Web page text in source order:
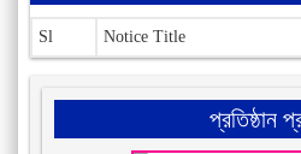
Sl Notice Title
প্রতিষ্ঠান